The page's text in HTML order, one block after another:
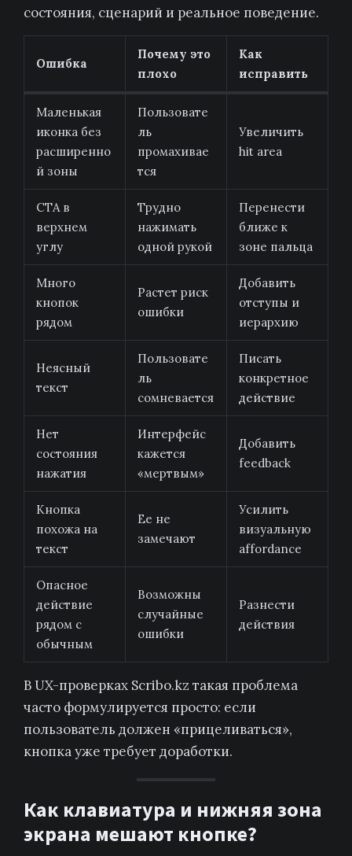
состояния, сценарий и реальное поведение.
Ошибка
Почему это
плохо
Как
исправить
Маленькая
иконка без
расширенно
й зоны
Пользовате
ль
промахивае
тся
Увеличить
hit area
CTA в
верхнем
углу
Трудно
нажимать
одной рукой
Перенести
ближе к
зоне пальца
Много
кнопок
рядом
Растет риск
ошибки
Добавить
отступы и
иерархию
Неясный
текст
Пользовате
ль
сомневается
Писать
конкретное
действие
Нет
состояния
нажатия
Интерфейс
кажется
«мертвым»
Добавить
feedback
Кнопка
похожа на
текст
Ее не
замечают
Усилить
визуальную
affordance
Опасное
действие
рядом с
обычным
Возможны
случайные
ошибки
Разнести
действия
В UX-проверках Scribo.kz такая проблема
часто формулируется просто: если
пользователь должен «прицеливаться»,
кнопка уже требует доработки.
Как клавиатура и нижняя зона
экрана мешают кнопке?